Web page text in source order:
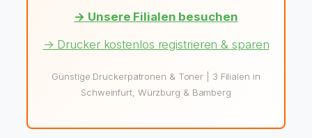
→ Unsere Filialen besuchen
→ Drucker kostenlos registrieren & sparen
Günstige Druckerpatronen & Toner | 3 Filialen in
Schweinfurt, Würzburg & Bamberg